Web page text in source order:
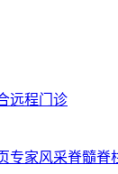
远程门诊
专家风采脊髓脊